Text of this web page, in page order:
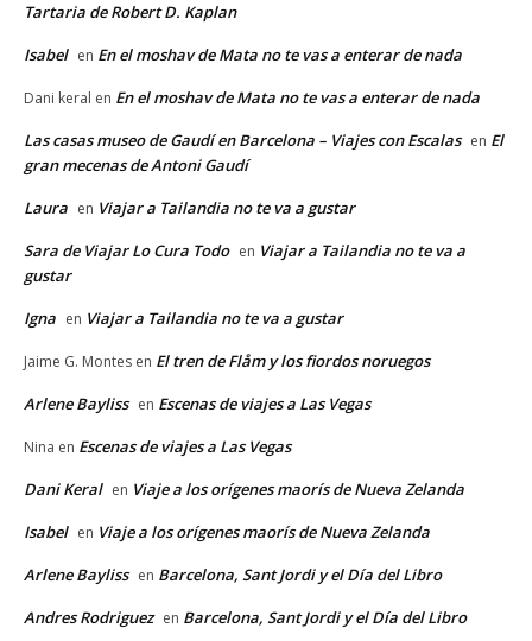
Tartaria de Robert D. Kaplan
Isabel en En el moshav de Mata no te vas a enterar de nada
Dani keral en En el moshav de Mata no te vas a enterar de nada
Las casas museo de Gaudí en Barcelona – Viajes con Escalas en El
gran mecenas de Antoni Gaudí
Laura en Viajar a Tailandia no te va a gustar
Sara de Viajar Lo Cura Todo en Viajar a Tailandia no te va a
gustar
Igna en Viajar a Tailandia no te va a gustar
Jaime G. Montes en El tren de Flåm y los fiordos noruegos
Arlene Bayliss en Escenas de viajes a Las Vegas
Nina en Escenas de viajes a Las Vegas
Dani Keral en Viaje a los orígenes maorís de Nueva Zelanda
Isabel en Viaje a los orígenes maorís de Nueva Zelanda
Arlene Bayliss en Barcelona, Sant Jordi y el Día del Libro
Andres Rodriguez en Barcelona, Sant Jordi y el Día del Libro